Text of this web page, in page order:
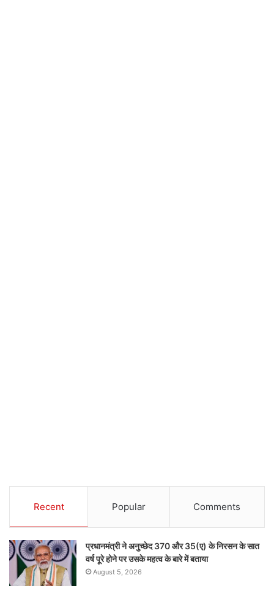
Recent Popular Comments
प्रधानमंत्री ने अनुच्छेद 370 और 35(ए) के निरसन के सात
वर्ष पूरे होने पर उसके महत्व के बारे में बताया
August 5, 2026